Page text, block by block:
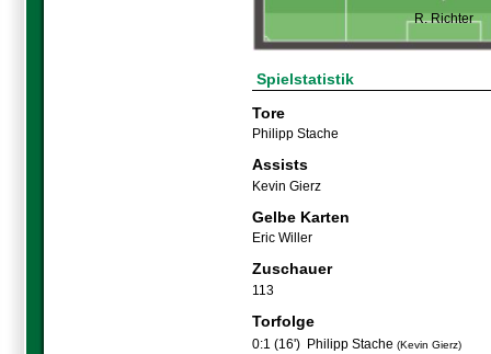
R. Richter
Spielstatistik
Tore
Philipp Stache
Assists
Kevin Gierz
Gelbe Karten
Eric Willer
Zuschauer
113
Torfolge
0:1 (16') Philipp Stache (Kevin Gierz)